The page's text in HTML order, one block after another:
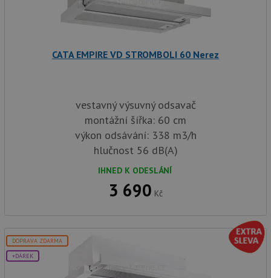
CATA EMPIRE VD STROMBOLI 60 Nerez
vestavný výsuvný odsavač
montážní šířka: 60 cm
výkon odsávání: 338 m3/h
hlučnost 56 dB(A)
IHNED K ODESLÁNÍ
3 690 Kč
DOPRAVA ZDARMA
+DÁREK